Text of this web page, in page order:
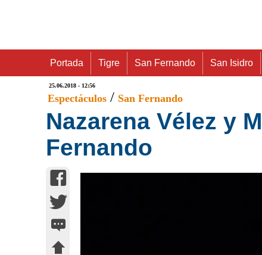
Portada Tigre San Fernando San Isidro
25.06.2018 - 12:56
Espectáculos / San Fernando
Nazarena Vélez y
Fernando